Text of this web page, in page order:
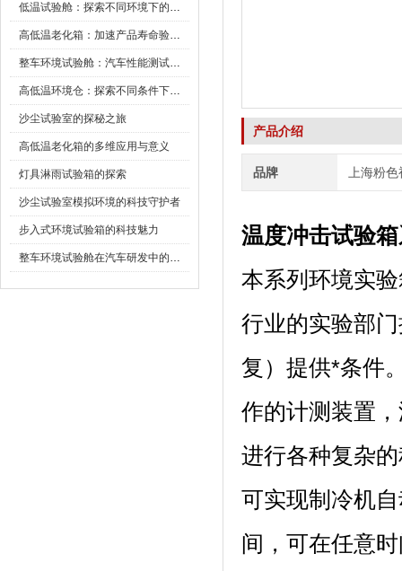
低温试验舱：探索不同环境下的科技边界
高低温老化箱：加速产品寿命验证的可靠伙伴
整车环境试验舱：汽车性能测试的设备
高低温环境仓：探索不同条件下的科学奥秘
沙尘试验室的探秘之旅
高低温老化箱的多维应用与意义
灯具淋雨试验箱的探索
沙尘试验室模拟环境的科技守护者
步入式环境试验箱的科技魅力
整车环境试验舱在汽车研发中的作用
产品介绍
品牌 上海粉
温度冲击试验箱
本系列环境实验
行业的实验部门
复）提供*条件
作的计测装置
进行各种复杂的程
可实现制冷机自
间，可在任意时